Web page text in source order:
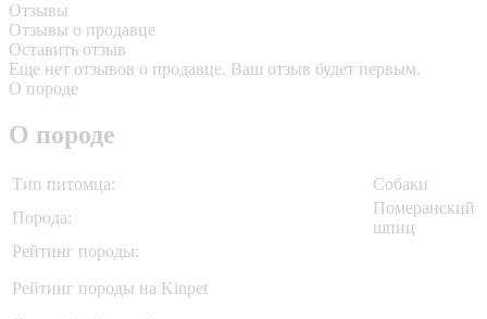
Отзывы
Отзывы о продавце
Оставить отзыв
Еще нет отзывов о продавце. Ваш отзыв будет первым.
О породе
О породе
Тип питомца:
Собаки
Порода:
Померанский
шпиц
Рейтинг породы:
Рейтинг породы на Kinpet